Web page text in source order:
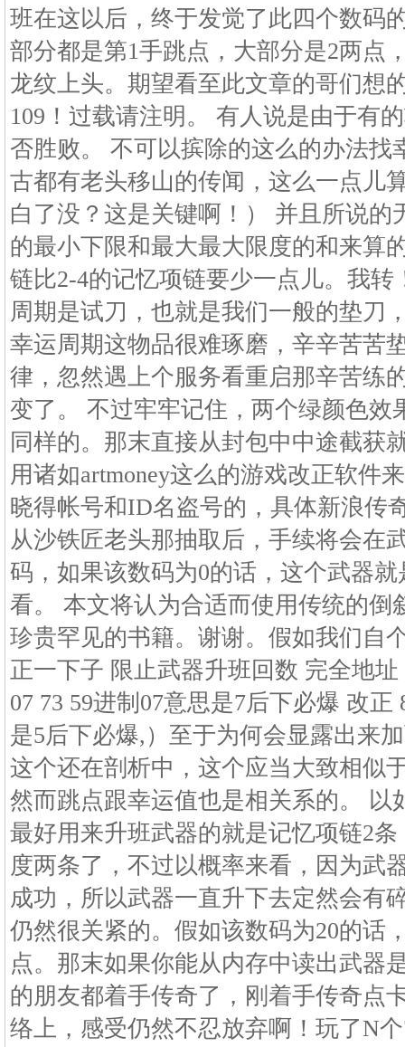
班在这以后，终于发觉了此四个数码
部分都是第1手跳点，大部分是2两点
龙纹上头。期望看至此文章的哥们想
109！过载请注明。 有人说是由于有
否胜败。 不可以摈除的这么的办法找
古都有老头移山的传闻，这么一点儿
白了没？这是关键啊！） 并且所说的
的最小下限和最大最大限度的和来算
链比2-4的记忆项链要少一点儿。我
周期是试刀，也就是我们一般的垫刀
幸运周期这物品很难琢磨，辛辛苦苦
律，忽然遇上个服务看重启那辛苦练
变了。 不过牢牢记住，两个绿颜色效
同样的。那末直接从封包中中途截获
用诸如artmoney这么的游戏改正软件
晓得帐号和ID名盗号的，具体新浪传
从沙铁匠老头那抽取后，手续将会在
码，如果该数码为0的话，这个武器
看。 本文将认为合适而使用传统的倒
珍贵罕见的书籍。谢谢。假如我们自
正一下子 限止武器升班回数 完全地址
07 73 59进制07意思是7后下必爆 改正
是5后下必爆,）至于为何会显露出来
这个还在剖析中，这个应当大致相似
然而跳点跟幸运值也是相关系的。 以
最好用来升班武器的就是记忆项链2
度两条了，不过以概率来看，因为武
成功，所以武器一直升下去定然会有
仍然很关紧的。假如该数码为20的话
点。那末如果你能从内存中读出武器
的朋友都着手传奇了，刚着手传奇点
络上，感受仍然不忍放弃啊！玩了N